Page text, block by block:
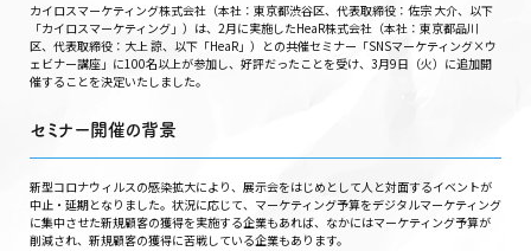
カイロスマーケティング株式会社（本社：東京都渋谷区、代表取締役：佐宗 大介、以下
「カイロスマーケティング」）は、2月に実施したHeaR株式会社（本社：東京都品川
区、代表取締役：大上 諒、以下「HeaR」）との共催セミナー「SNSマーケティング×ウ
ェビナー講座」に100名以上が参加し、好評だったことを受け、3月9日（火）に追加開
催することを決定いたしました。
セミナー開催の背景
新型コロナウィルスの感染拡大により、展示会をはじめとして人と対面するイベントが
中止・延期となりました。状況に応じて、マーケティング予算をデジタルマーケティング
に集中させた新規顧客の獲得を実施する企業もあれば、なかにはマーケティング予算が
削減され、新規顧客の獲得に苦戦している企業もあります。